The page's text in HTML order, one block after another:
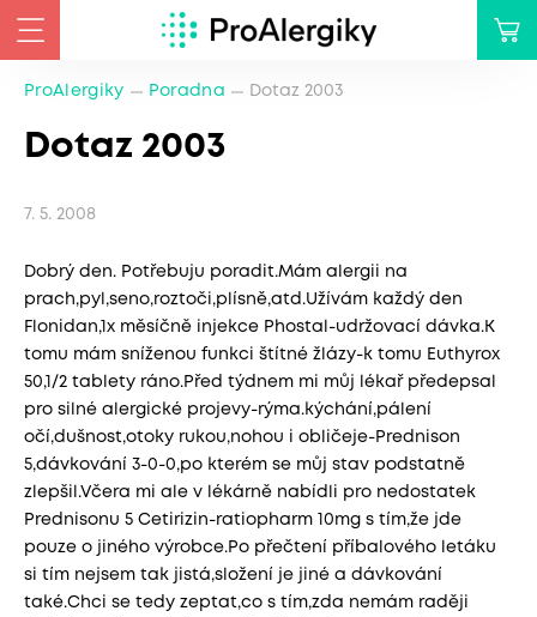
ProAlergiky Poradna Dotaz 2003
Dotaz 2003
7. 5. 2008
Dobrý den. Potřebuju poradit.Mám alergii na
prach,pyl,seno,roztoči,plísně,atd.Užívám každý den
Flonidan,1x měsíčně injekce Phostal-udržovací dávka.K
tomu mám sníženou funkci štítné žlázy-k tomu Euthyrox
50,1/2 tablety ráno.Před týdnem mi můj lékař předepsal
pro silné alergické projevy-rýma.kýchání,pálení
očí,dušnost,otoky rukou,nohou i obličeje-Prednison
5,dávkování 3-0-0,po kterém se můj stav podstatně
zlepšil.Včera mi ale v lékárně nabídli pro nedostatek
Prednisonu 5 Cetirizin-ratiopharm 10mg s tím,že jde
pouze o jiného výrobce.Po přečtení příbalového letáku
si tím nejsem tak jistá,složení je jiné a dávkování
také.Chci se tedy zeptat,co s tím,zda nemám raději